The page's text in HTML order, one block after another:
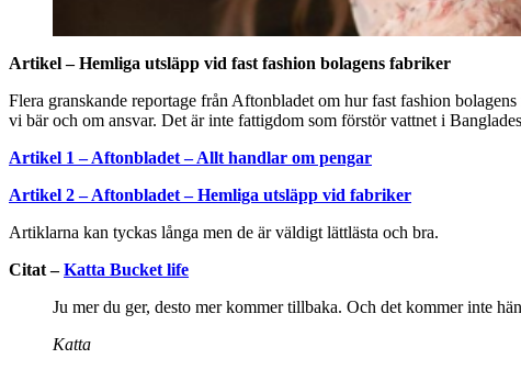
Artikel – Hemliga utsläpp vid fast fashion bolagens fabriker
Flera granskande reportage från Aftonbladet om hur fast fashion
vi bär och om ansvar. Det är inte fattigdom som förstör vattnet i
Artikel 1 – Aftonbladet – Allt handlar om pengar
Artikel 2 – Aftonbladet – Hemliga utsläpp vid fabriker
Artiklarna kan tyckas långa men de är väldigt lättlästa och bra.
Citat –Katta Bucket life
Ju mer du ger, desto mer kommer tillbaka. Och det kommer inte
Katta